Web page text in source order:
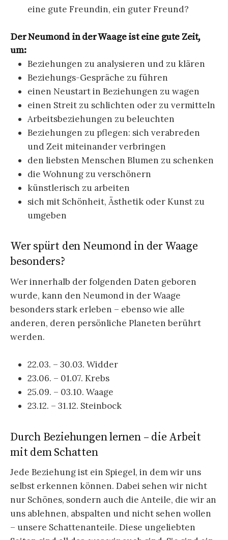
eine gute Freundin, ein guter Freund?
Der Neumond in der Waage ist eine gute Zeit,
um:
Beziehungen zu analysieren und zu klären
Beziehungs-Gespräche zu führen
einen Neustart in Beziehungen zu wagen
einen Streit zu schlichten oder zu vermitteln
Arbeitsbeziehungen zu beleuchten
Beziehungen zu pflegen: sich verabreden
und Zeit miteinander verbringen
den liebsten Menschen Blumen zu schenken
die Wohnung zu verschönern
künstlerisch zu arbeiten
sich mit Schönheit, Ästhetik oder Kunst zu
umgeben
Wer spürt den Neumond in der Waage
besonders?
Wer innerhalb der folgenden Daten geboren
wurde, kann den Neumond in der Waage
besonders stark erleben – ebenso wie alle
anderen, deren persönliche Planeten berührt
werden.
22.03. – 30.03. Widder
23.06. – 01.07. Krebs
25.09. – 03.10. Waage
23.12. – 31.12. Steinbock
Durch Beziehungen lernen – die Arbeit
mit dem Schatten
Jede Beziehung ist ein Spiegel, in dem wir uns
selbst erkennen können. Dabei sehen wir nicht
nur Schönes, sondern auch die Anteile, die wir an
uns ablehnen, abspalten und nicht sehen wollen
– unsere Schattenanteile. Diese ungeliebten